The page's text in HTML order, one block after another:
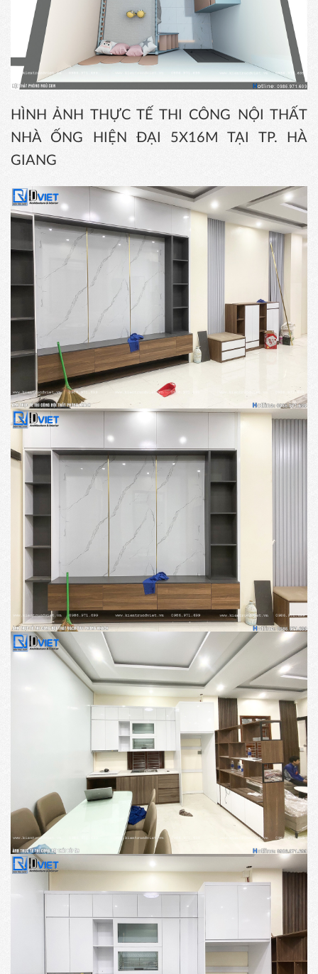
HÌNH ẢNH THỰC TẾ THI CÔNG NỘI THẤT
NHÀ ỐNG HIỆN ĐẠI 5X16M TẠI TP. HÀ
GIANG